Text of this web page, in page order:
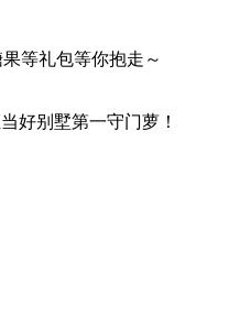
等礼包等你抱走～
好别墅第一守门萝！